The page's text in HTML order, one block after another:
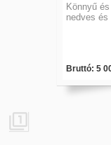
Könnyű
nedves és
Bruttó: 5
